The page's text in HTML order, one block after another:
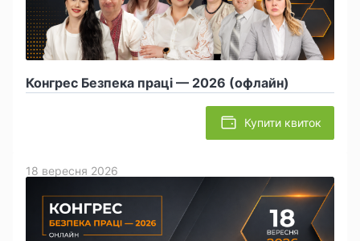
Конгрес Безпека праці — 2026 (офлайн)
Купити квиток
18 вересня 2026